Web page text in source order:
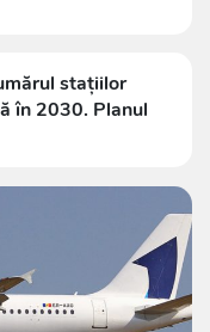
stațiilor
în 2030. Planul